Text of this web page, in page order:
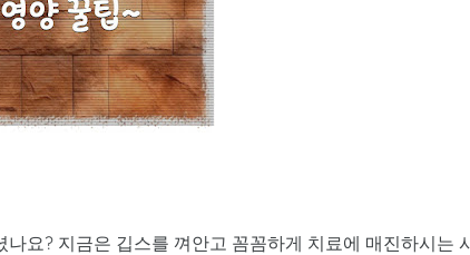
요? 지금은 깁스를 껴안고 꼼꼼하게 치료에 매진하시는